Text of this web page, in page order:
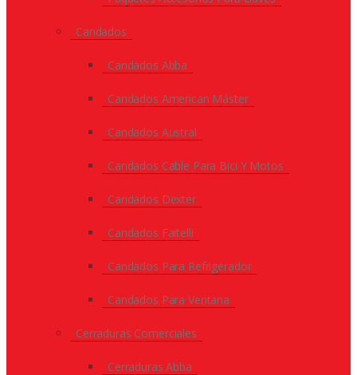
Candados
Candados Abba
Candados American Máster
Candados Austral
Candados Cable Para Bici Y Motos
Candados Dexter
Candados Faitelli
Candados Para Refrigerador
Candados Para Ventana
Cerraduras Comerciales
Cerraduras Abba